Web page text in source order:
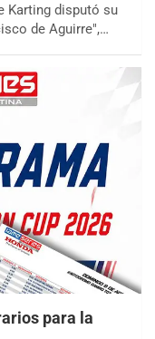
Karting disputó su
de Aguirre",…
para la